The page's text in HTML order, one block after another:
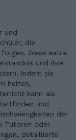
und
Diese extra
und ihre
indem sie
helfen,
kann als
und
der
Tutoren oder
detaillierte